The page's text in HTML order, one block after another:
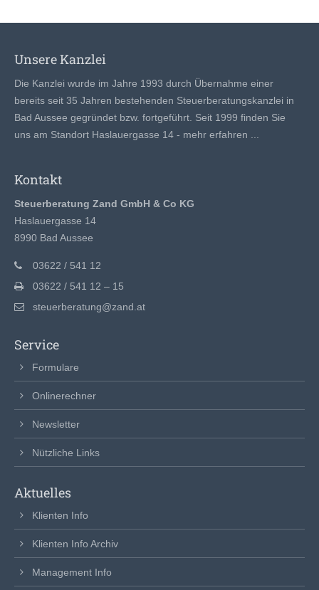
Unsere Kanzlei
Die Kanzlei wurde im Jahre 1993 durch Übernahme einer
bereits seit 35 Jahren bestehenden Steuerberatungskanzlei in
Bad Aussee gegründet bzw. fortgeführt. Seit 1999 finden Sie
uns am Standort Haslauergasse 14 - mehr erfahren ...
Kontakt
Steuerberatung Zand GmbH & Co KG
Haslauergasse 14
8990 Bad Aussee
03622 / 541 12
03622 / 541 12 – 15
steuerberatung@zand.at
Service
Formulare
Onlinerechner
Newsletter
Nützliche Links
Aktuelles
Klienten Info
Klienten Info Archiv
Management Info